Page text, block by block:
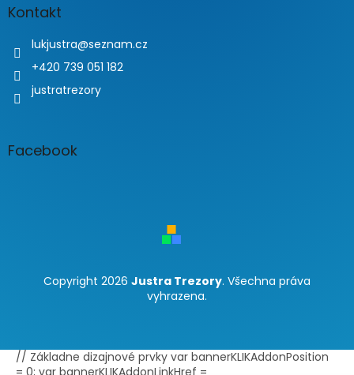
Kontakt
lukjustra@seznam.cz
+420 739 051 182
justratrezory
Facebook
Copyright 2026 Justra Trezory. Všechna práva
vyhrazena.
// Základne dizajnové prvky var bannerKLIKAddonPosition